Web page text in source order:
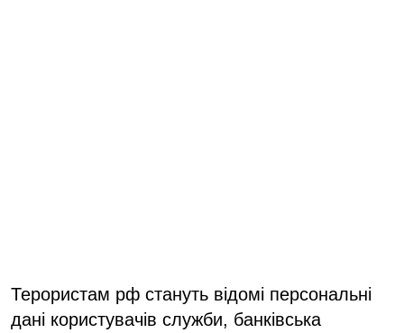
Терористам рф стануть відомі персональні
дані користувачів служби, банківська